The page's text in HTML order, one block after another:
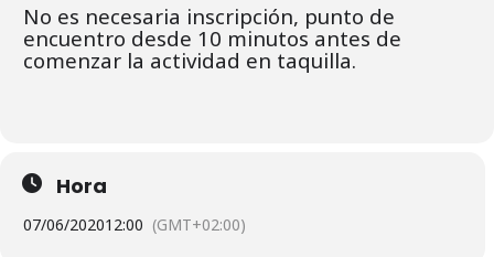
No es necesaria inscripción, punto de
encuentro desde 10 minutos antes de
comenzar la actividad en taquilla.
Hora
07/06/202012:00 (GMT+02:00)